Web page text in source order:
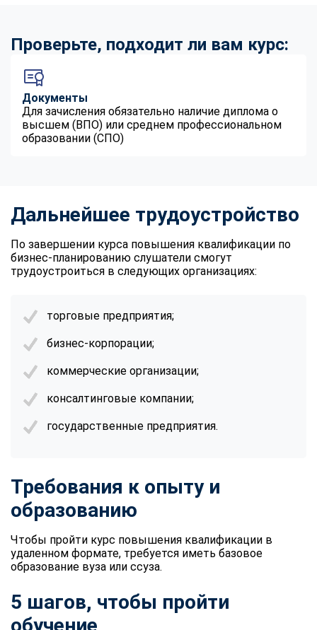
Проверьте, подходит ли вам курс:
Документы
Для зачисления обязательно наличие диплома о
высшем (ВПО) или среднем профессиональном
образовании (СПО)
Дальнейшее трудоустройство
По завершении курса повышения квалификации по
бизнес-планированию слушатели смогут
трудоустроиться в следующих организациях:
торговые предприятия;
бизнес-корпорации;
коммерческие организации;
консалтинговые компании;
государственные предприятия.
Требования к опыту и
образованию
Чтобы пройти курс повышения квалификации в
удаленном формате, требуется иметь базовое
образование вуза или ссуза.
5 шагов, чтобы пройти
обучение